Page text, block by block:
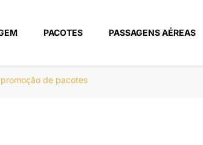
PACOTES PASSAGENS AÉREAS
de pacotes